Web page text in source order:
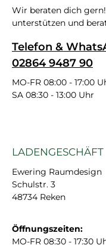
Wir beraten dich
unterstützen und
Telefon &
02864 9487 90
MO-FR 08:00 - 17:00
SA 08:30 - 13:00 Uhr
LADENGESCHÄFT
Ewering Raumdesign
Schulstr. 3
48734 Reken
Öffnungszeiten:
MO-FR 08:30 - 17:30